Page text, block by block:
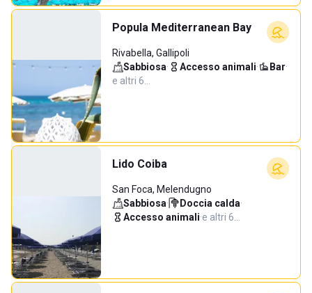
Popula Mediterranean Bay
Rivabella, Gallipoli
Sabbiosa· Accesso animali· Bar·
e altri 6…
Lido Coiba
San Foca, Melendugno
Sabbiosa· Doccia calda·
Accesso animali·e altri 6…